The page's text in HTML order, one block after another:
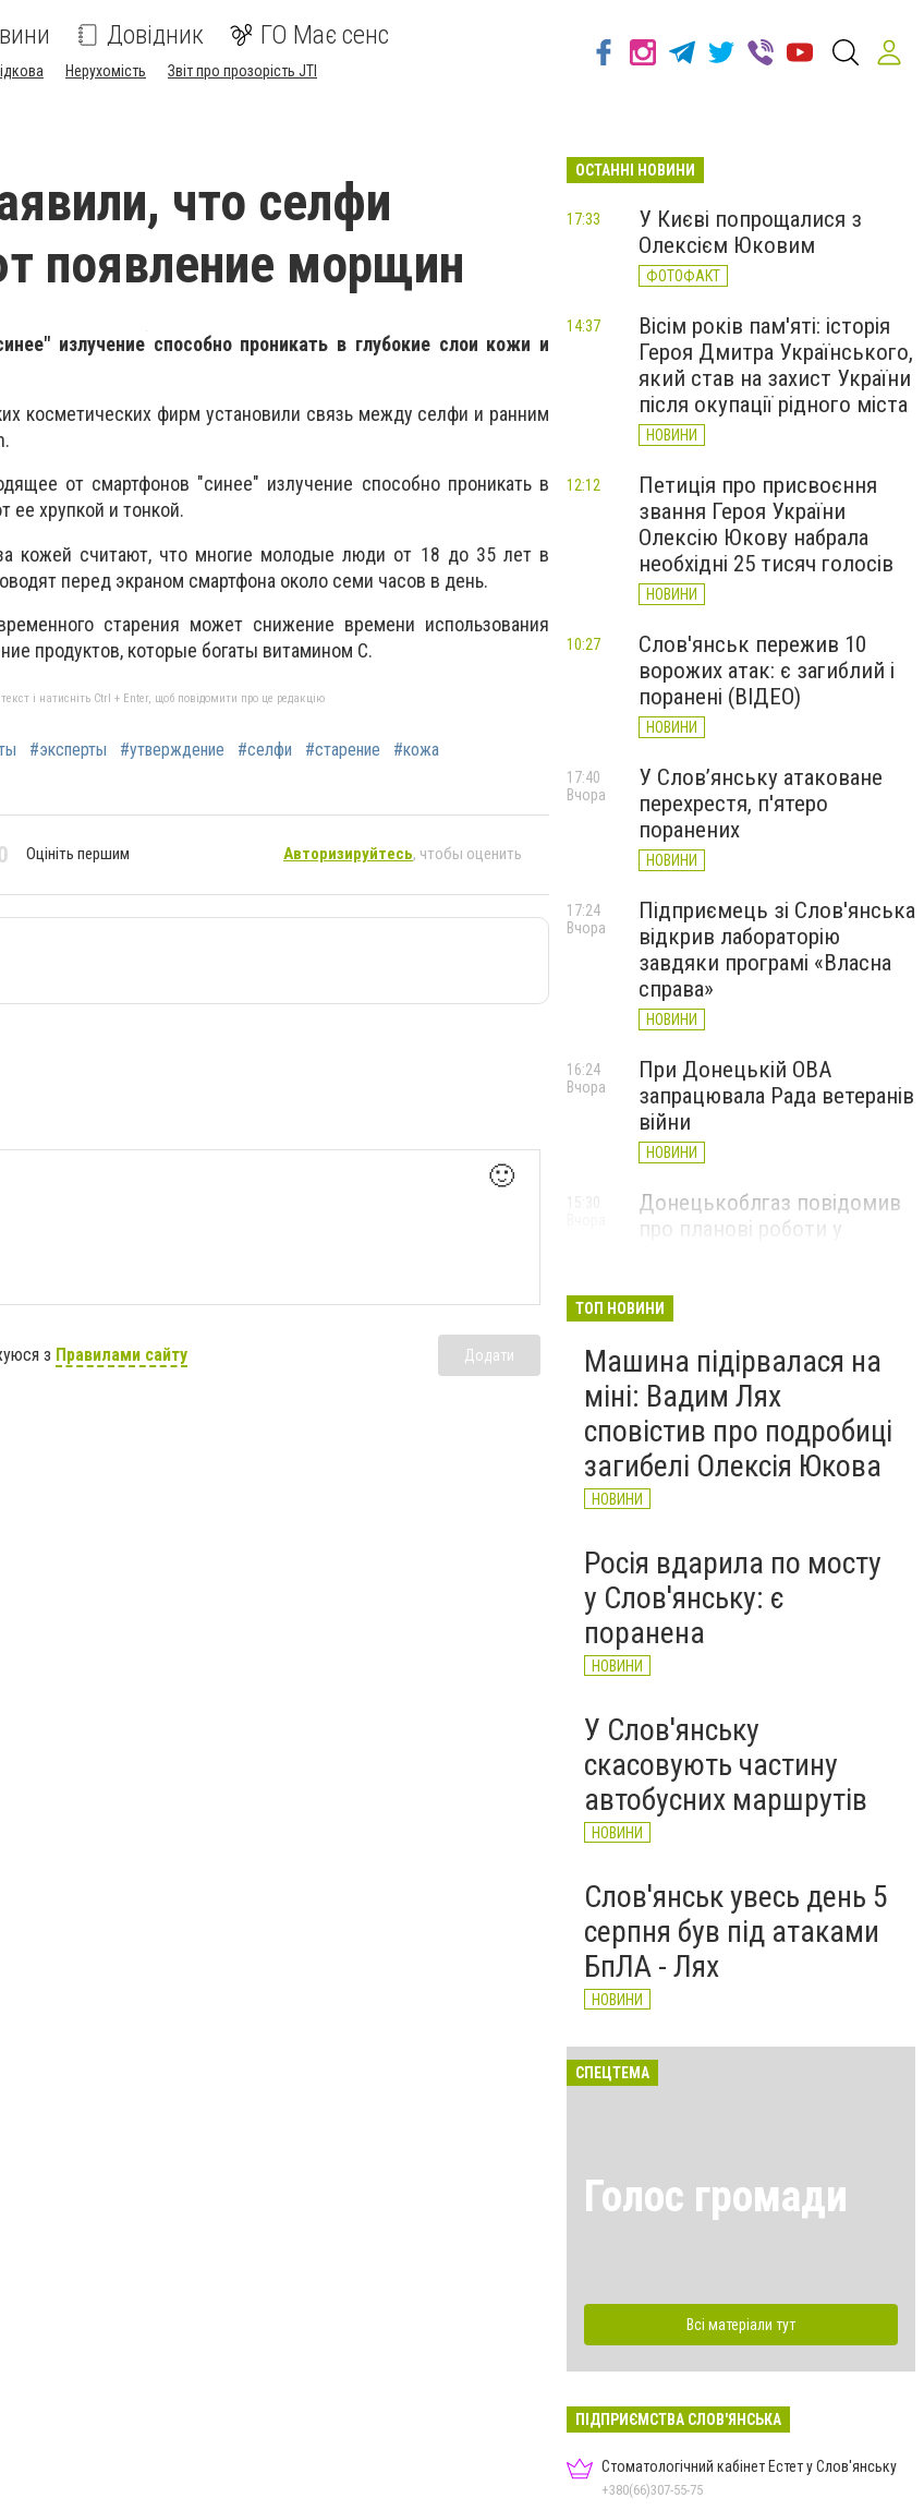
Довідник ГО Має сенс
Нерухомість Звіт про прозорість JTI
что селфи
появление морщин
излучение способно проникать в глубокие слои кожи и
косметических фирм установили связь между селфи и ранним
от смартфонов "синее" излучение способно проникать в
ее хрупкой и тонкой.
кожей считают, что многие молодые люди от 18 до 35 лет в
перед экраном смартфона около семи часов в день.
старения может снижение времени использования
продуктов, которые богаты витамином С.
і натисніть Ctrl + Enter, щоб повідомити про це редакцію
#эксперты #утверждение #селфи #старение
#кожа
Оцініть першим Авторизируйтесь, чтобы оценить
🙂
з Правилами сайту Додати
ОСТАННІ НОВИНИ
У Києві попрощалися з
Олексієм Юковим
ФОТОФАКТ
17:33
Вісім років пам'яті: історія
Героя Дмитра Українського,
який став на захист України
після окупації рідного міста
НОВИНИ
14:37
Петиція про присвоєння
звання Героя України
Олексію Юкову набрала
необхідні 25 тисяч голосів
НОВИНИ
12:12
Слов'янськ пережив 10
ворожих атак: є загиблий і
поранені (ВІДЕО)
НОВИНИ
10:27
У Слов’янську атаковане
перехрестя, п'ятеро
поранених
НОВИНИ
17:40
Вчора
Підприємець зі Слов'янська
відкрив лабораторію
завдяки програмі «Власна
справа»
НОВИНИ
17:24
Вчора
При Донецькій ОВА
запрацювала Рада ветеранів
війни
НОВИНИ
16:24
Вчора
Донецькоблгаз повідомив
про планові роботи у
НОВИНИ
15:30
ТОП НОВИНИ
Машина підірвалася на
міні: Вадим Лях
сповістив про подробиці
загибелі Олексія Юкова
НОВИНИ
Росія вдарила по мосту
у Слов'янську: є
поранена
НОВИНИ
У Слов'янську
скасовують частину
автобусних маршрутів
НОВИНИ
Слов'янськ увесь день 5
серпня був під атаками
БпЛА - Лях
НОВИНИ
СПЕЦТЕМА
Голос громади
Всі матеріали тут
ПІДПРИЄМСТВА СЛОВ'ЯНСЬКА
Стоматологічний кабінет Естет у Слов'янську
+380(66)307-55-75